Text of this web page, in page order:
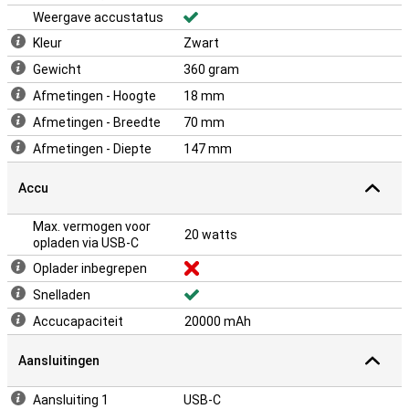
Weergave accustatus
Kleur
Zwart
Gewicht
360 gram
Afmetingen - Hoogte
18 mm
Afmetingen - Breedte
70 mm
Afmetingen - Diepte
147 mm
Accu
Max. vermogen voor
opladen via USB-C
20 watts
Oplader inbegrepen
Snelladen
Accucapaciteit
20000 mAh
Aansluitingen
Aansluiting 1 USB-C